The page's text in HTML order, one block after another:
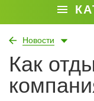
Новости
Как